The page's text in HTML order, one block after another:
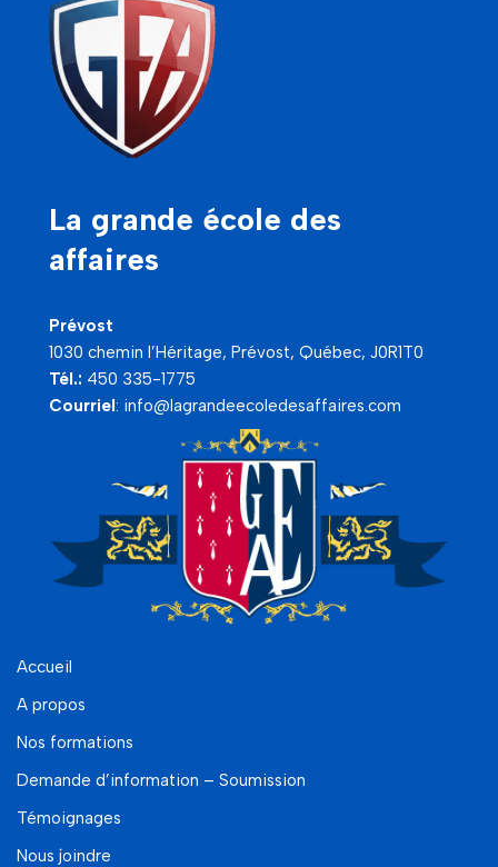
La grande école des
affaires
Prévost
1030 chemin l’Héritage, Prévost, Québec, J0R1T0
Tél.: 450 335-1775
Courriel: info@lagrandeecoledesaffaires.com
Accueil
A propos
Nos formations
Demande d’information – Soumission
Témoignages
Nous joindre